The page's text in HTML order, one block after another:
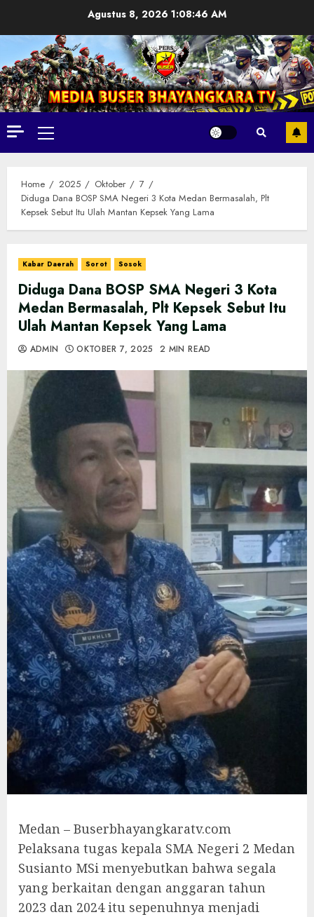
Agustus 8, 20261:08:48 AM
Primary
Menu
Home 2025 Oktober
7
Diduga Dana BOSP SMA Negeri 3 Kota Medan Bermasalah, Plt
Kepsek Sebut Itu Ulah Mantan Kepsek Yang Lama
Kabar Daerah Sorot Sosok
Diduga Dana BOSP SMA Negeri 3 Kota
Medan Bermasalah, Plt Kepsek Sebut Itu
Ulah Mantan Kepsek Yang Lama
ADMIN OKTOBER 7, 2025 2 MIN READ
Medan – Buserbhayangkaratv.com
Pelaksana tugas kepala SMA Negeri 2 Medan
Susianto MSi menyebutkan bahwa segala
yang berkaitan dengan anggaran tahun
2023 dan 2024 itu sepenuhnya menjadi